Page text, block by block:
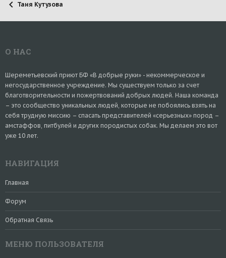
Таня Кутузова
О НАС
Шереметьевский приют БФ «В добрые руки» - некоммерческое и
негосударственное учреждение. Мы существуем только за счет
благотворительности и пожертвований добрых людей. Наша команда
– это сообщество уникальных людей, которые не побоялись взять на
себя трудную миссию – спасать представителей «серьезных» пород –
амстаффов, питбулей и других породистых собак. Мы делаем это вот
уже 10 лет.
НАВИГАЦИЯ
Главная
Форум
Обратная Связь
МЕНЮ ПОЛЬЗОВАТЕЛЯ